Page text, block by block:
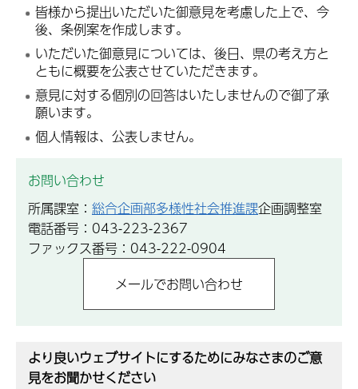
皆様から提出いただいた御意見を考慮した上で、今
後、条例案を作成します。
いただいた御意見については、後日、県の考え方と
ともに概要を公表させていただきます。
意見に対する個別の回答はいたしませんので御了承
願います。
個人情報は、公表しません。
お問い合わせ
所属課室： 総合企画部多様性社会推進課企画調整室
電話番号：043-223-2367
ファックス番号：043-222-0904
より良いウェブサイトにするためにみなさまのご意
見をお聞かせください